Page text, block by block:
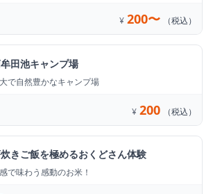
¥ 200〜 （税込）
田池キャンプ場
で自然豊かなキャンプ場
¥ 200 （税込）
きご飯を極めるおくどさん体験
で味わう感動のお米！